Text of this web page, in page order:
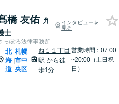
橋 友佑 弁
士
インタビューを
見る
っぽろ法律事務所
北
海
道
|
札幌
市中
央区
西１１丁目
駅から徒
歩1分
営業時間：07:00
~20:00（土日祝
日）